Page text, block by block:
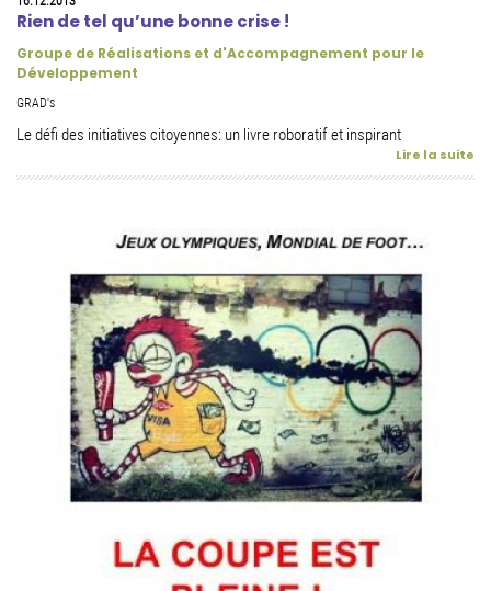
Rien de tel qu’une bonne crise !
Groupe de Réalisations et d'Accompagnement pour le
Développement
GRAD's
Le défi des initiatives citoyennes: un livre roboratif et inspirant
Lire la suite